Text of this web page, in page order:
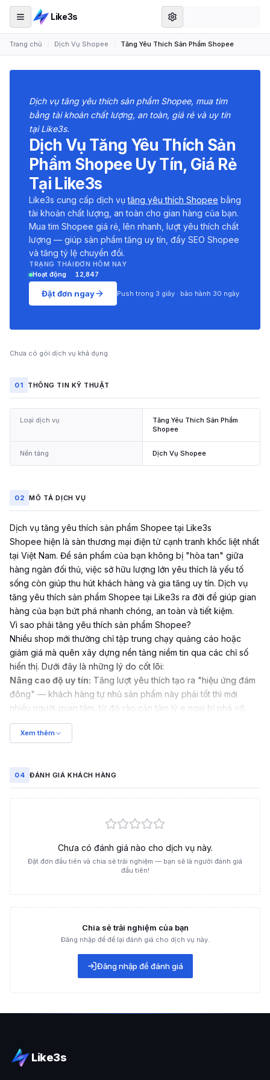
Like3s
Trang chủ Dịch Vụ Shopee Tăng Yêu Thích Sản Phẩm Shopee
Dịch vụ tăng yêu thích sản phẩm Shopee, mua tim
bằng tài khoản chất lượng, an toàn, giá rẻ và uy tín
tại Like3s.
Dịch Vụ Tăng Yêu Thích Sản
Phẩm Shopee Uy Tín, Giá Rẻ
Tại Like3s
Like3s cung cấp dịch vụtăng yêu thích Shopee bằng
tài khoản chất lượng, an toàn cho gian hàng của bạn.
Mua tim Shopee giá rẻ, lên nhanh, lượt yêu thích chất
lượng — giúp sản phẩm tăng uy tín, đẩy SEO Shopee
và tăng tỷ lệ chuyển đổi.
TRẠNG THÁI
Hoạt động
ĐƠN HÔM NAY
12,847
Đặt đơn ngay Push trong 3 giây · bảo hành 30 ngày
01 THÔNG TIN KỸ THUẬT
Loại dịch vụ
Tăng Yêu Thích Sản Phẩm
Shopee
Nền tảng Dịch Vụ Shopee
02 MÔ TẢ DỊCH VỤ
Dịch vụ tăng yêu thích sản phẩm Shopee tại Like3s
Shopee hiện là sàn thương mại điện tử cạnh tranh khốc liệt nhất
tại Việt Nam. Để sản phẩm của bạn không bị "hòa tan" giữa
hàng ngàn đối thủ, việc sở hữu lượng lớn yêu thích là yếu tố
sống còn giúp thu hút khách hàng và gia tăng uy tín. Dịch vụ
tăng yêu thích sản phẩm Shopee tại Like3s ra đời để giúp gian
hàng của bạn bứt phá nhanh chóng, an toàn và tiết kiệm.
Vì sao phải tăng yêu thích sản phẩm Shopee?
Nhiều shop mới thường chỉ tập trung chạy quảng cáo hoặc
giảm giá mà quên xây dựng nền tảng niềm tin qua các chỉ số
hiển thị. Dưới đây là những lý do cốt lõi:
Nâng cao độ uy tín: Tăng lượt yêu thích tạo ra "hiệu ứng đám
đông" — khách hàng tự nhủ sản phẩm này phải tốt thì mới
nhiều người quan tâm, từ đó rào cản tâm lý e ngại bị phá vỡ.
Hỗ trợ tối ưu SEO Shopee:
sản phẩm có tương tác tốt. Lượt thả tim là tín hiệu cho thấy sản
kết hợp hình ảnh đẹp và nhiều tim sẽ tạo phễu bán hàng hoàn
hảo, tỷ lệ "Mua ngay" cao hơn.
Khơi gợi nhu cầu mua sắm:
sẽ gửi thông báo nhắc nhở họ mỗi đợt Flash Sale, Siêu Sale
ngày đôi.
Tăng yêu thích sản phẩm Shopee mang lại nhiều lợi thế cho
Đối tượng nào cần dịch vụ tăng yêu thích Shopee?
tránh tình trạng sản phẩm "trắng" thông tin.
Xem thêm
04 ĐÁNH GIÁ KHÁCH HÀNG
Chưa có đánh giá nào cho dịch vụ này.
Đặt đơn đầu tiên và chia sẻ trải nghiệm — bạn sẽ là người đánh giá
đầu tiên!
Chia sẻ trải nghiệm của bạn
Đăng nhập để để lại đánh giá cho dịch vụ này.
Đăng nhập để đánh giá
Chưa có gói dịch vụ khả dụng.
Like3s